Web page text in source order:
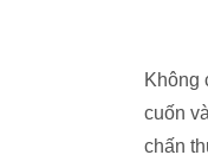
Không
cuốn
chấn